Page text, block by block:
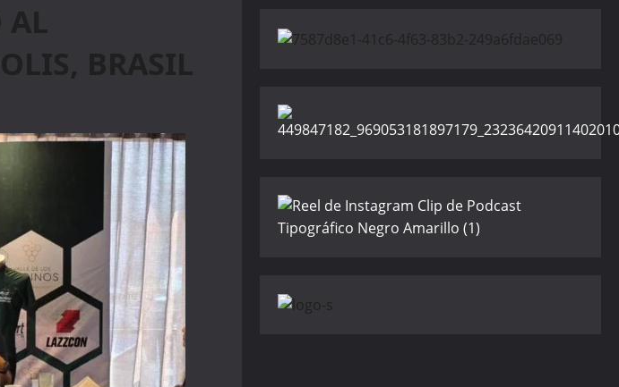
AL
BRASIL